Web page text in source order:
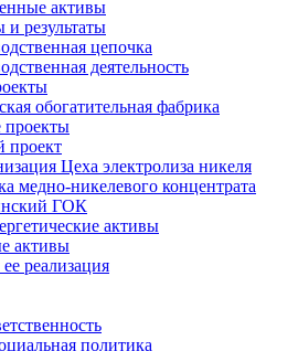
активы
результаты
цепочка
деятельность
обогатительная фабрика
проекты
проект
Цеха электролиза никеля
медно-никелевого концентрата
ГОК
активы
активы
реализация
политика